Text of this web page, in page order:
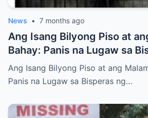
News • 7 months ago
Ang Isang Bilyong Piso at
Bahay: Panis na Lugaw sa
Bagong Taon
Ang Isang Bilyong Piso at ang
Panis na Lugaw sa Bisperas ng…